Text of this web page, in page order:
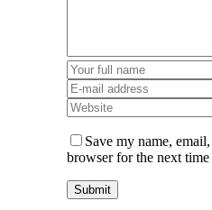
Save my name,
browser for the next